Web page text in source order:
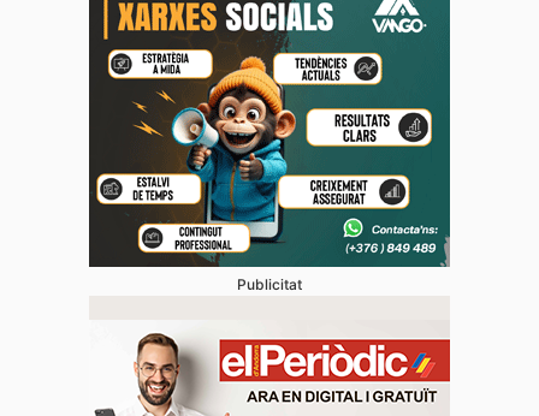
Publicitat